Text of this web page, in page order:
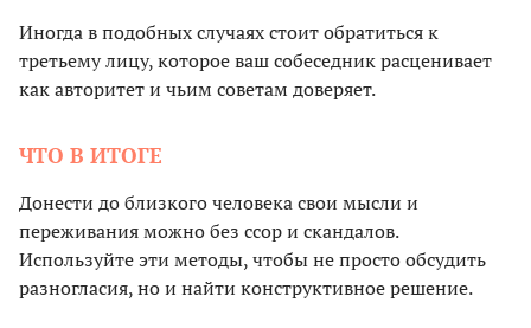
Иногда в подобных случаях стоит обратиться к
третьему лицу, которое ваш собеседник расценивает
как авторитет и чьим советам доверяет.
ЧТО В ИТОГЕ
Донести до близкого человека свои мысли и
переживания можно без ссор и скандалов.
Используйте эти методы, чтобы не просто обсудить
разногласия, но и найти конструктивное решение.